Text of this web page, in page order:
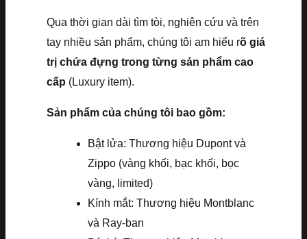
Qua thời gian dài tìm tòi, nghiên cứu và trên
tay nhiều sản phẩm, chúng tôi am hiểu rõ giá
trị chứa đựng trong từng sản phẩm cao
cấp (Luxury item).
Sản phẩm của chúng tôi bao gồm:
Bật lửa: Thương hiệu Dupont và
Zippo (vàng khối, bạc khối, bọc
vàng, limited)
Kính mắt: Thương hiệu Montblanc
và Ray-ban